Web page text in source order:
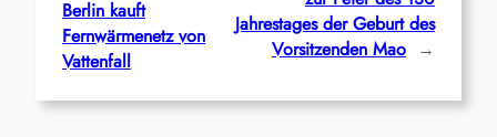
Berlin kauft
Fernwärmenetz von
Vattenfall
Jahrestages der Geburt des
Vorsitzenden Mao →